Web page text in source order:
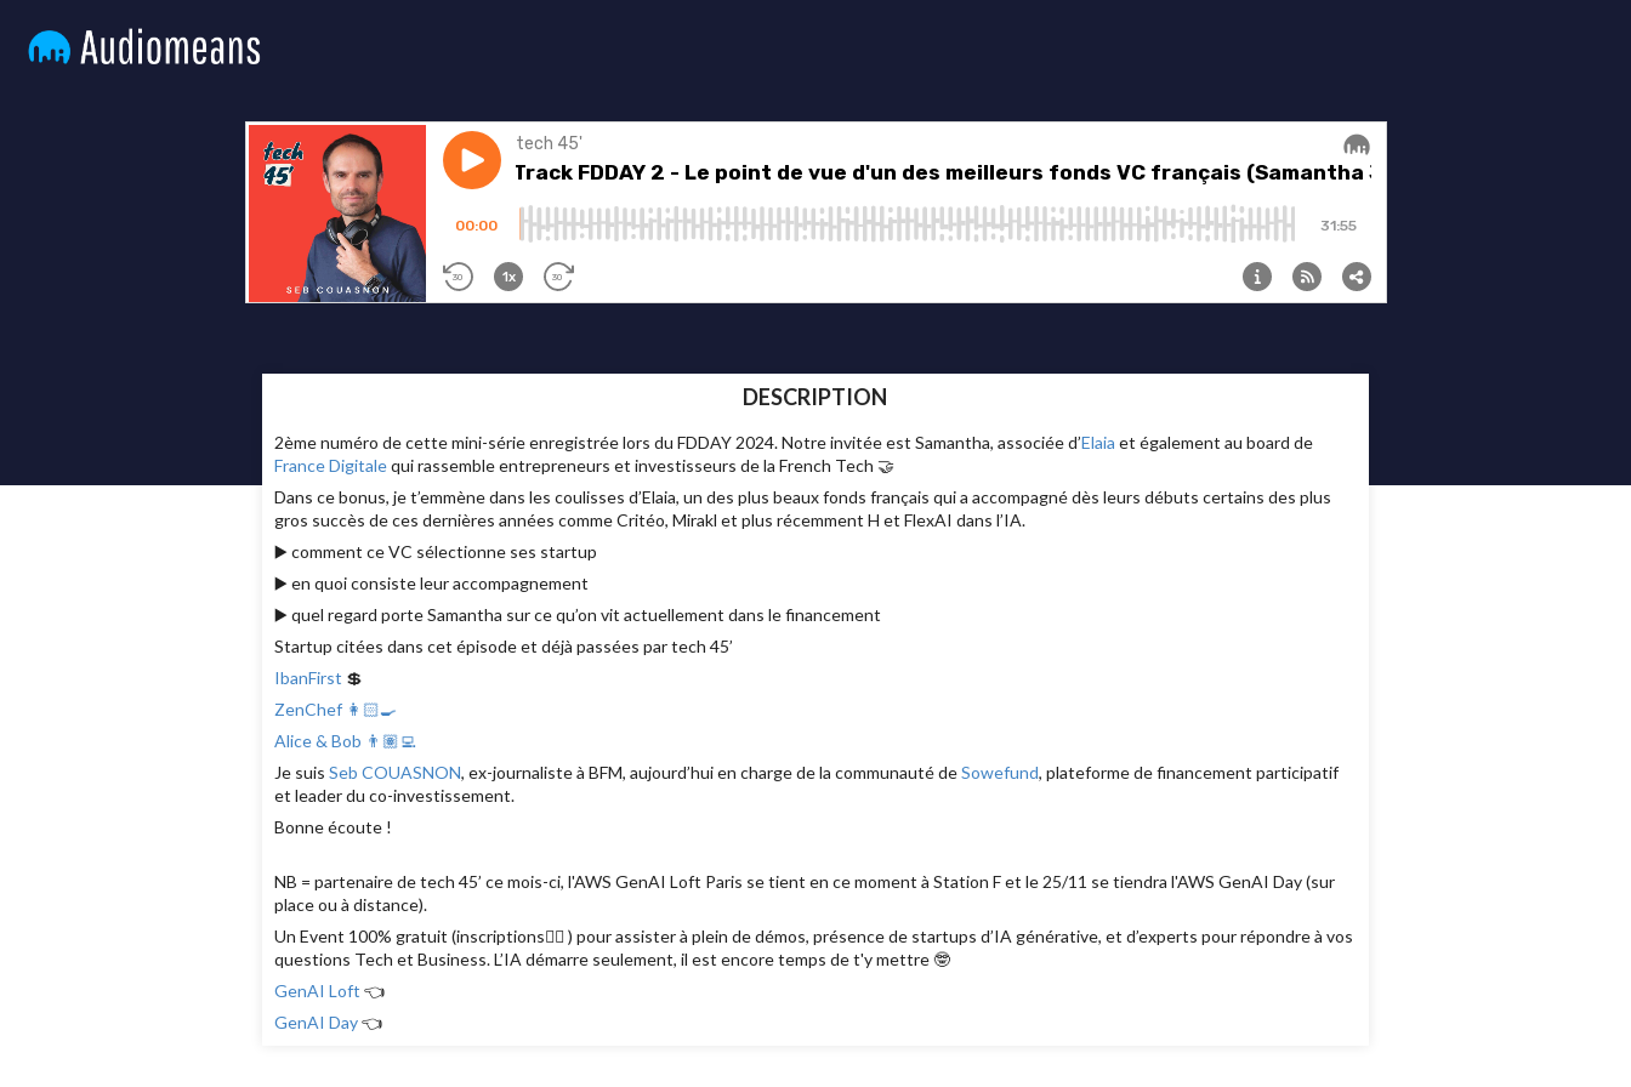
DESCRIPTION
2ème numéro de cette mini-série enregistrée lors du FDDAY 2024. Notre invitée est Samantha, associée d’Elaia et également au board de
France Digitalequi rassemble entrepreneurs et investisseurs de la French Tech 🤝
Dans ce bonus, je t’emmène dans les coulisses d’Elaia, un des plus beaux fonds français qui a accompagné dès leurs débuts certains des plus
gros succès de ces dernières années comme Critéo, Mirakl et plus récemment H et FlexAI dans l’IA.
▶️ comment ce VC sélectionne ses startup
▶️ en quoi consiste leur accompagnement
▶️ quel regard porte Samantha sur ce qu’on vit actuellement dans le financement
Startup citées dans cet épisode et déjà passées par tech 45’
IbanFirst 💲
ZenChef 👩🏻‍🍳
Alice & Bob 👨🏽‍💻
Je suis Seb COUASNON, ex-journaliste à BFM, aujourd’hui en charge de la communauté deSowefund, plateforme de financement participatif
et leader du co-investissement.
Bonne écoute !
NB = partenaire de tech 45’ ce mois-ci, l'AWS GenAI Loft Paris se tient en ce moment à Station F et le 25/11 se tiendra l'AWS GenAI Day (sur
place ou à distance).
Un Event 100% gratuit (inscriptions👇🏻 ) pour assister à plein de démos, présence de startups d’IA générative, et d’experts pour répondre à vos
questions Tech et Business. L’IA démarre seulement, il est encore temps de t'y mettre 🤓
GenAI Loft 👈
GenAI Day👈